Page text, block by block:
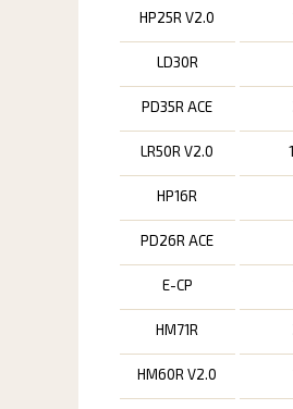
HP25R V2.0
LD30R
PD35R ACE
LR50R V2.0
HP16R
PD26R ACE
E-CP
HM71R
HM60R V2.0